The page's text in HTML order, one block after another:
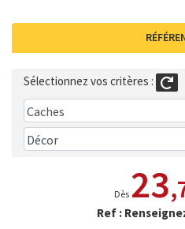
Sélectionnez vos critères :
Dès 23
Ref :